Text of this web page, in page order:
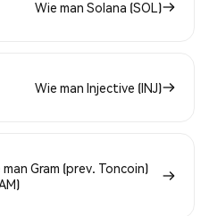
Wie man Solana (SOL)
Wie man Injective (INJ)
man Gram (prev. Toncoin)